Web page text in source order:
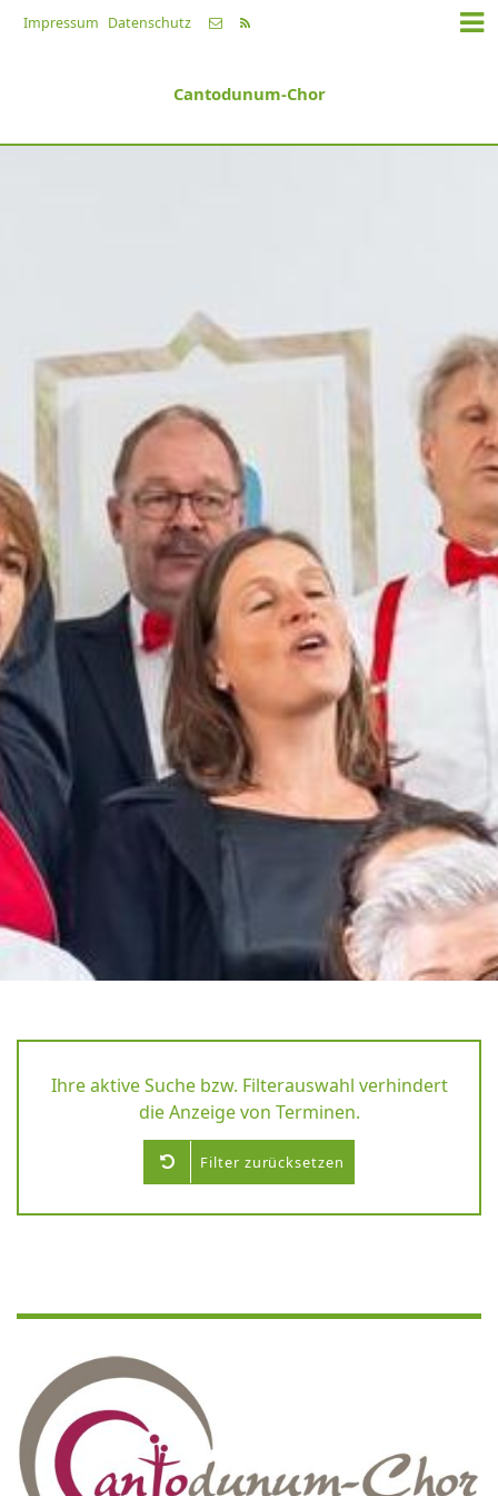
Impressum Datenschutz
Cantodunum-Chor
Ihre aktive Suche bzw. Filterauswahl verhindert
die Anzeige von Terminen.
Filter zurücksetzen